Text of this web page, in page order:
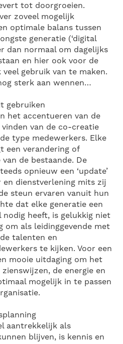
tot doorgroeien.
zoveel mogelijk
optimale balans tussen
generatie (‘digital
dan normaal om dagelijks
en hier ook voor de
gebruik van te maken.
sterk aan wennen…
gebruiken
het accentueren van de
van de co-creatie
type medewerkers. Elke
een verandering of
de bestaande. De
opnieuw een ‘update’
dienstverlening mits zij
steun ervaren vanuit hun
dat elke generatie een
heeft, is gelukkig niet
om als leidinggevende met
de talenten en
te kijken. Voor een
mooie uitdaging om het
de energie en
mogelijk in te passen
aantrekkelijk als
blijven, is kennis en